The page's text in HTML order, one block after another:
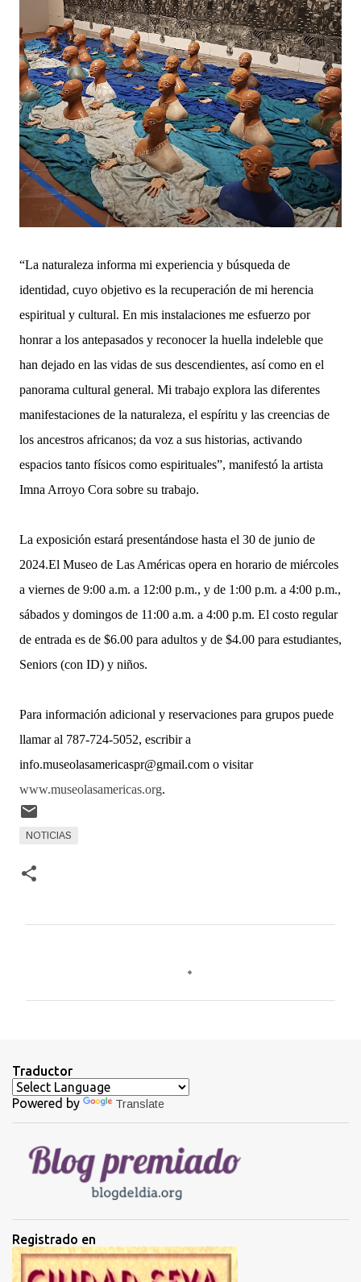
“La naturaleza informa mi experiencia y búsqueda de
identidad, cuyo objetivo es la recuperación de mi herencia
espiritual y cultural. En mis instalaciones me esfuerzo por
honrar a los antepasados ​​y reconocer la huella indeleble que
han dejado en las vidas de sus descendientes, así como en el
panorama cultural general. Mi trabajo explora las diferentes
manifestaciones de la naturaleza, el espíritu y las creencias de
los ancestros africanos; da voz a sus historias, activando
espacios tanto físicos como espirituales”, manifestó la artista
Imna Arroyo Cora sobre su trabajo.
La exposición estará presentándose hasta el 30 de junio de
2024.El Museo de Las Américas opera en horario de miércoles
a viernes de 9:00 a.m. a 12:00 p.m., y de 1:00 p.m. a 4:00 p.m.,
sábados y domingos de 11:00 a.m. a 4:00 p.m. El costo regular
de entrada es de $6.00 para adultos y de $4.00 para estudiantes,
Seniors (con ID) y niños.
Para información adicional y reservaciones para grupos puede
llamar al 787-724-5052, escribir a
info.museolasamericaspr@gmail.com o visitar
www.museolasamericas.org.
NOTICIAS
a
r
o
s
Traductor
Powered by Translate
Registrado en